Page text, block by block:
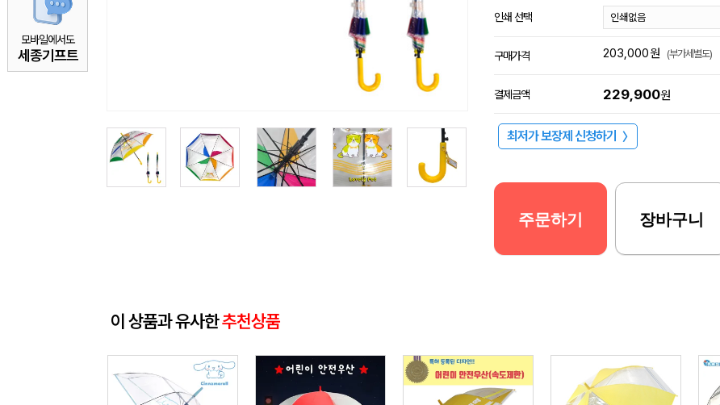
모바일에서도
세종기프트
인쇄 선택
구매가격 203,000원 (부가세별도)
결제금액 229,900원
최저가 보장제 신청하기 〉
주문하기 장바구니
이 상품과 유사한추천상품